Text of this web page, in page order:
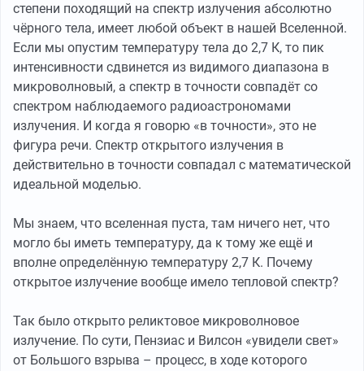
степени походящий на спектр излучения абсолютно
чёрного тела, имеет любой объект в нашей Вселенной.
Если мы опустим температуру тела до 2,7 К, то пик
интенсивности сдвинется из видимого диапазона в
микроволновый, а спектр в точности совпадёт со
спектром наблюдаемого радиоастрономами
излучения. И когда я говорю «в точности», это не
фигура речи. Спектр открытого излучения в
действительно в точности совпадал с математической
идеальной моделью.
Мы знаем, что вселенная пуста, там ничего нет, что
могло бы иметь температуру, да к тому же ещё и
вполне определённую температуру 2,7 К. Почему
открытое излучение вообще имело тепловой спектр?
Так было открыто реликтовое микроволновое
излучение. По сути, Пензиас и Вилсон «увидели свет»
от Большого взрыва – процесс, в ходе которого